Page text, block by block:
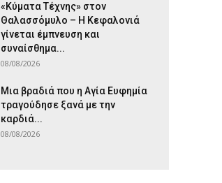
«Κύματα Τέχνης» στον
Θαλασσόμυλο – Η Κεφαλονιά
γίνεται έμπνευση και
συναίσθημα...
08/08/2026
Μια βραδιά που η Αγία Ευφημία
τραγούδησε ξανά με την
καρδιά...
08/08/2026